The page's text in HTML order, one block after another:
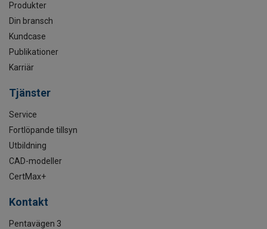
Produkter
Din bransch
Kundcase
Publikationer
Karriär
Tjänster
Service
Fortlöpande tillsyn
Utbildning
CAD-modeller
CertMax+
Kontakt
Pentavägen 3